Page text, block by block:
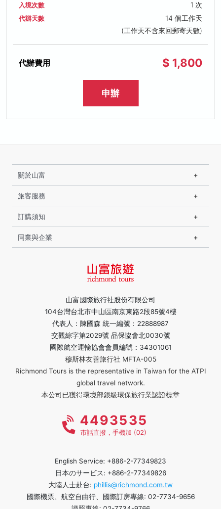
入境次數 1 次
代辦天數
14 個工作天
(工作天不含來回郵寄天數)
代辦費用 $ 1,800
申辦
山富國際旅行社股份有限公司
104台灣台北市中山區南京東路2段85號4樓
代表人：陳國森 統一編號：22888987
交觀綜字第2029號 品保協會北0030號
國際航空運輸協會會員編號：34301061
穆斯林友善旅行社 MFTA-005
Richmond Tours is the representative in Taiwan for the ATPI
global travel network.
本公司已獲得環境部銀級環保旅行業認證標章
關於山富
旅客服務
訂購須知
同業與企業
4493535
市話直撥，手機加 (02)
English Service: +886-2-77349823
日本のサービス: +886-2-77349826
大陸人士赴台: phillis@richmond.com.tw
國際機票、航空自由行、國際訂房專線: 02-7734-9656